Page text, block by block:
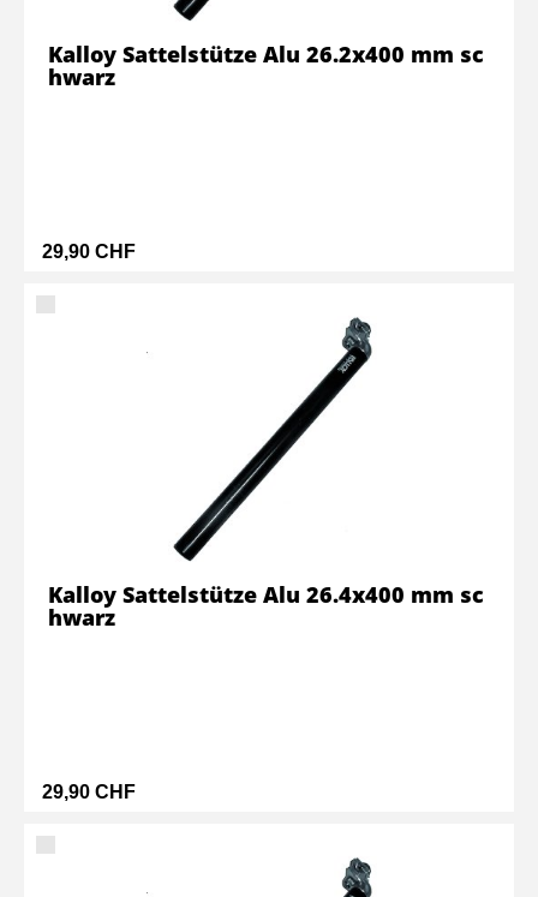
29,90 CHF
Kalloy Sattelstütze Alu 26.2x400 mm sc
hwarz
29,90 CHF
Kalloy Sattelstütze Alu 26.4x400 mm sc
hwarz